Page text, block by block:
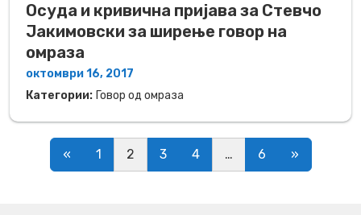
Осуда и кривична пријава за Стевчо
Јакимовски за ширење говор на
омраза
октомври 16, 2017
Категории: Говор од омраза
Posts navigation
« 1 2 3 4 … 6 »